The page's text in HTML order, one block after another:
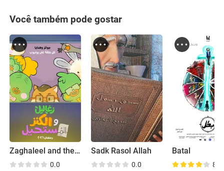
Você também pode gostar
Zaghaleel and the Impossible Treasure
0.0
Sadk Rasol Allah
0.0
Batal
8.1